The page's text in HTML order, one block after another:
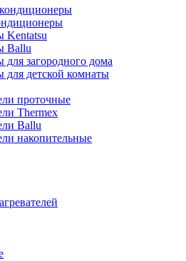
Kentatsu
Ballu
загородного дома
детской комнаты
проточные
Thermex
Ballu
накопительные